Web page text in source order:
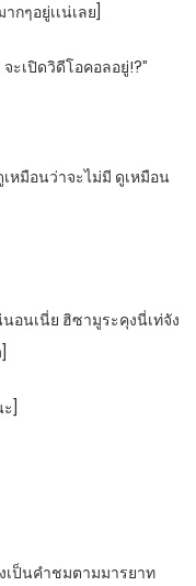
กๆอยู่เเน่เลย]
ะเปิดวิดีโอคอลอยู่!?”
หมือนว่าจะไม่มี​ ดูเหมือน
นอน​เนี่ย ฮิซามูระคุงนี่เท่จัง
]
เป็นคําชมตามมารยาท